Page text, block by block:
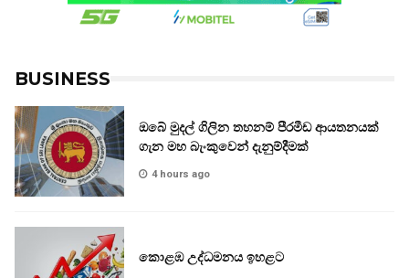
BUSINESS
ඔබේ මුදල් ගිලින තහනම් පීරමීඩ ආයතනයක්
ගැන මහ බැංකුවෙන් දැනුම්දීමක්
4 hours ago
කොළඹ උද්ධමනය ඉහළට